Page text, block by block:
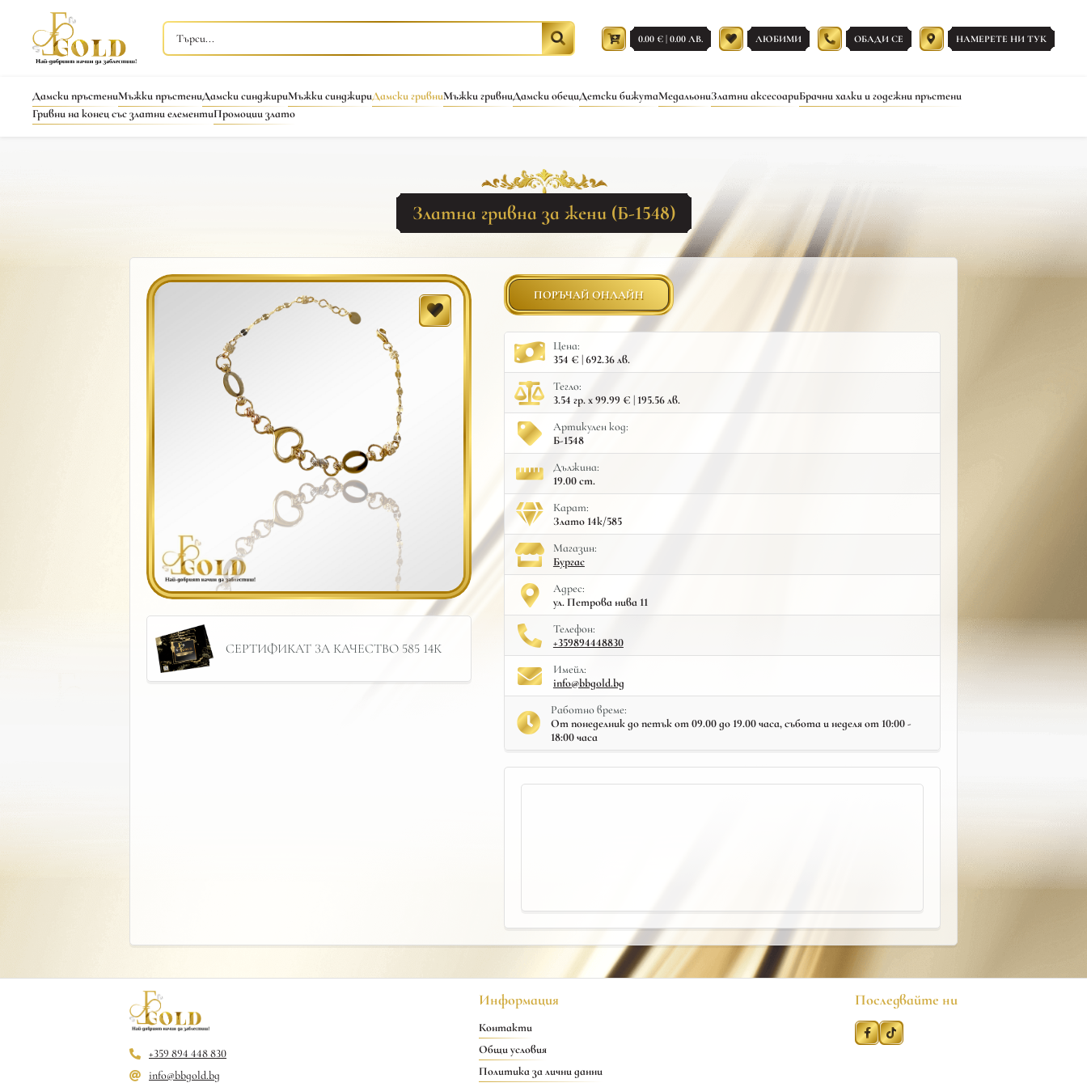
0.00 € | 0.00 ЛВ. ЛЮБИМИ ОБАДИ СЕ НАМЕРЕТЕ НИ ТУК
Дамски пръстениМъжки пръстениДамски синджириМъжки синджириДамски гривниМъжки гривниДамски обециДетски бижутаМедальониЗлатни аксесоариБрачни халки и годежни пръстени
Гривни на конец със златни елементиПромоции злато
Златна гривна за жени (Б-1548)
СЕРТИФИКАТ ЗА КАЧЕСТВО 585 14К
ПОРЪЧАЙ ОНЛАЙН
Цена:
354 € | 692.36 лв.
Тегло:
3.54 гр. x 99.99 € | 195.56 лв.
Артикулен код:
Б-1548
Дължина:
19.00 cm.
Карат:
Злато 14к/585
Mагазин:
Бургас
Адрес:
ул. Петрова нива 11
Телефон:
+359894448830
Имейл:
info@bbgold.bg
Работно време:
От понеделник до петък от 09.00 до 19.00 часа, събота и неделя от 10:00 -
18:00 часа
+359 894 448 830
info@bbgold.bg
Информация
Контакти
Общи условия
Политика за лични данни
Последвайте ни